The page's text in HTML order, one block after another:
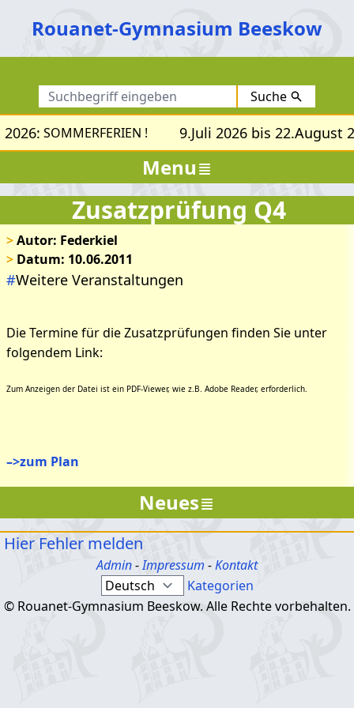
Rouanet-Gymnasium Beeskow
Suche
SOMMERFERIEN ! 9.Juli 2026 bis 22.August
Menu
Zusatzprüfung Q4
>Autor: Federkiel
> Datum: 10.06.2011
#Weitere Veranstaltungen
Die Termine für die Zusatzprüfungen finden Sie unter
folgendem Link:
Zum Anzeigen der Datei ist ein PDF-Viewer, wie z.B. Adobe Reader, erforderlich.
–>zum Plan
Neues
Hier Fehler melden
Admin-Impressum -Kontakt
Kategorien
© Rouanet-Gymnasium Beeskow. Alle Rechte vorbehalten.